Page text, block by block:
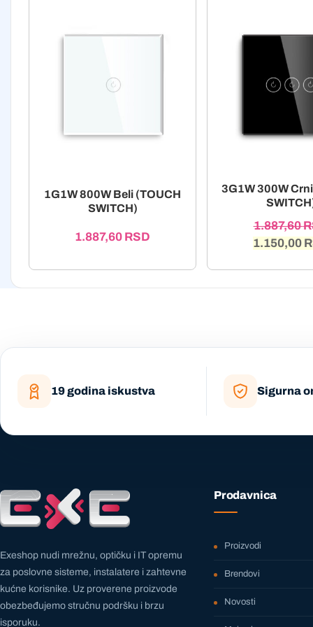
1G1W 800W Beli (TOUCH
SWITCH)
1.887,60 RSD
3G1W 300W
1.887,60
1.150,00
19 godina iskustva Sigurna
Exeshop nudi mrežnu, optičku i IT opremu
za poslovne sisteme, instalatere i zahtevne
kućne korisnike. Uz proverene proizvode
obezbeđujemo stručnu podršku i brzu
isporuku.
Prodavnica
Proizvodi
Brendovi
Novosti